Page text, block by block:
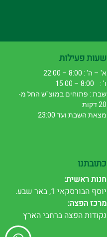
שעות פעילות
א' – ה' : 8:00 – 22:00
ו' : 8:00 – 15:00
שבת : פתוחים במוצ"ש החל מ-
20 דקות
מצאת השבת ועד 23:00
כתובתנו
חנות ראשית:
יוסף הבורסקאי 1, באר שבע.
מרכז הפצה:
נקודות הפצה ברחבי הארץ